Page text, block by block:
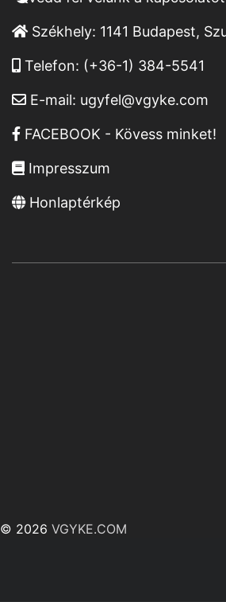
Székhely: 1141 Budapest,
Telefon: (+36-1) 384-5541
E-mail: ugyfel@vgyke.com
FACEBOOK - Kövess minket!
Impresszum
Honlaptérkép
© 2026 VGYKE.COM